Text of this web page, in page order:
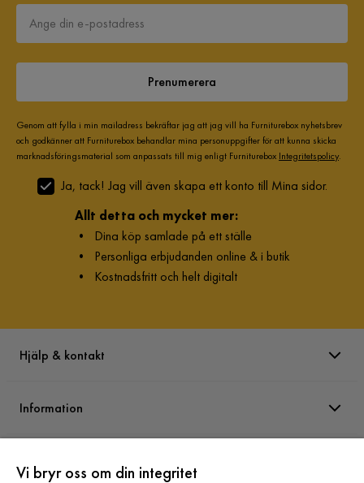
Prenumerera
Genom att fylla i min mailadress bekräftar jag att jag vill ha Furniturebox nyhetsbrev
och godkänner att Furniturebox behandlar mina personuppgifter för att kunna skicka
marknadsföringsmaterial som anpassats till mig enligt Furniturebox Integritetspolicy.
Ja, tack! Jag vill även skapa ett konto till Mina sidor.
Allt detta och mycket mer:
• Dina köp samlade på ett ställe
• Personliga erbjudanden online & i butik
• Kostnadsfritt och helt digitalt
Hjälp & kontakt
Information
Vi bryr oss om din integritet